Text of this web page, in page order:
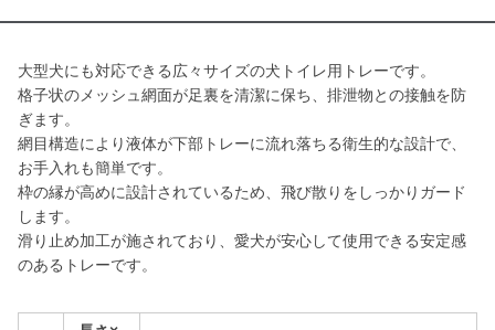
大型犬にも対応できる広々サイズの犬トイレ用トレーです。
格子状のメッシュ網面が足裏を清潔に保ち、排泄物との接触を防
ぎます。
網目構造により液体が下部トレーに流れ落ちる衛生的な設計で、
お手入れも簡単です。
枠の縁が高めに設計されているため、飛び散りをしっかりガード
します。
滑り止め加工が施されており、愛犬が安心して使用できる安定感
のあるトレーです。